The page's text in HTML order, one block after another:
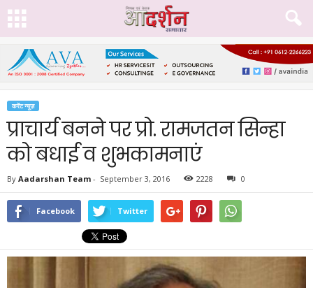
करेंट न्यूज़
प्राचार्य बनने पर प्रो. रामजतन सिन्हा
को बधाई व शुभकामनाएं
By Aadarshan Team - September 3, 2016 2228 0
Facebook Twitter